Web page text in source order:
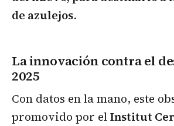
de azulejos.
La innovación contra el
2025
Con datos en la mano, este
promovido por elInstitut